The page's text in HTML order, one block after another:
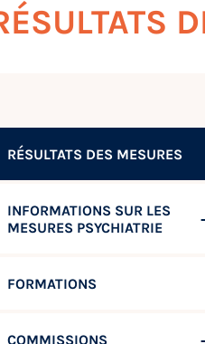
RÉSULTATS DES MESURES
INFORMATIONS SUR LES
MESURES PSYCHIATRIE
FORMATIONS
COMMISSIONS